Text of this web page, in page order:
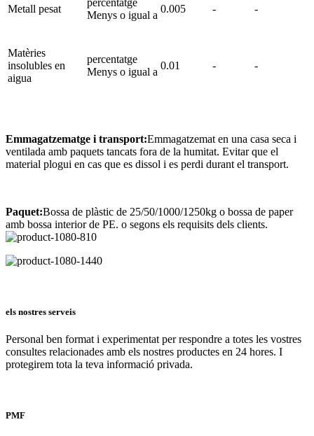
Metall pesat
percentatge
Menys o igual a
0.005 - -
Matèries
insolubles en
aigua
percentatge
Menys o igual a
0.01 - -
Emmagatzematge i transport:Emmagatzemat en una casa seca i
ventilada amb paquets tancats fora de la humitat. Evitar que el
material plogui en cas que es dissol i es perdi durant el transport.
Paquet:Bossa de plàstic de 25/50/1000/1250kg o bossa de paper
amb bossa interior de PE. o segons els requisits dels clients.
els nostres serveis
Personal ben format i experimentat per respondre a totes les vostres
consultes relacionades amb els nostres productes en 24 hores. I
protegirem tota la teva informació privada.
PMF